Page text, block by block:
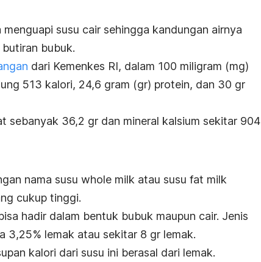
susu cair sehingga kandungan airnya
bubuk.
dari Kemenkes RI, dalam 100 miligram (mg)
513 kalori, 24,6 gram (gr) protein, dan 30 gr
sebanyak 36,2 gr dan mineral kalsium sekitar 904
nama susu whole milk atau susu fat milk
cukup tinggi.
hadir dalam bentuk bubuk maupun cair. Jenis
3,25% lemak atau sekitar 8 gr lemak.
kalori dari susu ini berasal dari lemak.